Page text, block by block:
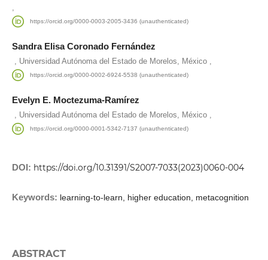
,
https://orcid.org/0000-0003-2005-3436 (unauthenticated)
Sandra Elisa Coronado Fernández
Universidad Autónoma del Estado de Morelos, México,
https://orcid.org/0000-0002-6924-5538 (unauthenticated)
Evelyn E. Moctezuma-Ramírez
Universidad Autónoma del Estado de Morelos, México,
https://orcid.org/0000-0001-5342-7137 (unauthenticated)
DOI: https://doi.org/10.31391/S2007-7033(2023)0060-004
Keywords: learning-to-learn, higher education, metacognition
ABSTRACT